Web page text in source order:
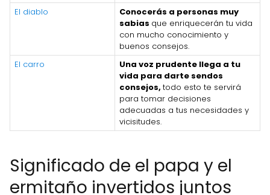
El diablo
Conocerás a personas muy
sabias que enriquecerán tu vida
con mucho conocimiento y
buenos consejos.
El carro
Una voz prudente llega a tu
vida para darte sendos
consejos, todo esto te servirá
para tomar decisiones
adecuadas a tus necesidades y
vicisitudes.
Significado de el papa y el
ermitaño invertidos juntos